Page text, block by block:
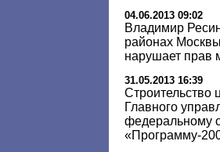
04.06.2013 09:02
Владимир
районах
нарушает прав
31.05.2013 16:39
Строительство
Главного
федеральному
«Программу-